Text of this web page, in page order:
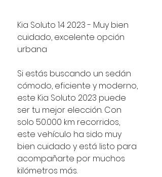
Kia Soluto 1.4 2023 - Muy bien
cuidado, excelente opción
urbana
Si estás buscando un sedán
cómodo, eficiente y moderno,
este Kia Soluto 2023 puede
ser tu mejor elección. Con
solo 50.000 km recorridos,
este vehículo ha sido muy
bien cuidado y está listo para
acompañarte por muchos
kilómetros más.